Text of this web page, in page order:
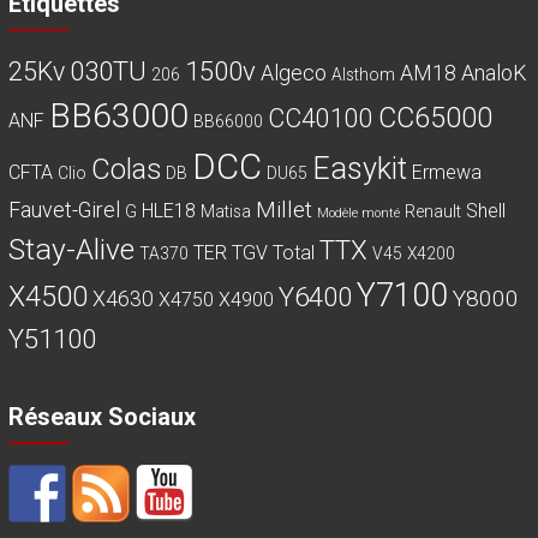
25Kv 030TU 206 1500v Algeco Alsthom AM18 AnaloK
ANF BB63000 BB66000 CC40100 CC65000
CFTA Clio Colas DB DCC DU65 Easykit Ermewa
Fauvet-Girel G HLE18 Matisa Millet Modèle monté Renault Shell
Stay-Alive TA370 TER TGV Total TTX V45 X4200
X4500 X4630 X4750 X4900 Y6400Y7100 Y8000
Y51100
Réseaux Sociaux